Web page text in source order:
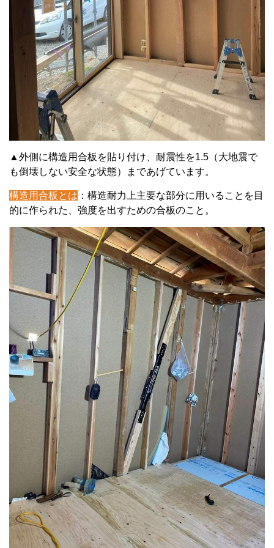
▲外側に構造用合板を貼り付け、耐震性を1.5 （大地震で
も倒壊しない安全な状態）まであげています。
構造用合板とは ：構造耐力上主要な部分に用いることを目
的に作られた、強度を出すための合板のこと。